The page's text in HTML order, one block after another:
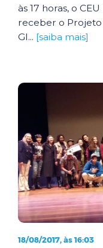
às 17 horas, o
receber o Projeto
Gl... [saiba mais]
18/08/2017, às 16:03